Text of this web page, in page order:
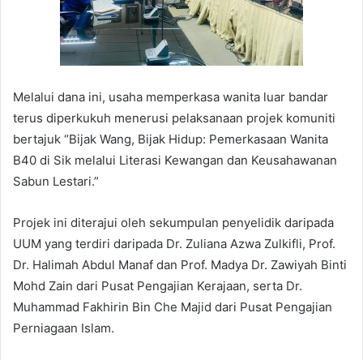
Melalui dana ini, usaha memperkasa wanita luar bandar
terus diperkukuh menerusi pelaksanaan projek komuniti
bertajuk “Bijak Wang, Bijak Hidup: Pemerkasaan Wanita
B40 di Sik melalui Literasi Kewangan dan Keusahawanan
Sabun Lestari.”
Projek ini diterajui oleh sekumpulan penyelidik daripada
UUM yang terdiri daripada Dr. Zuliana Azwa Zulkifli, Prof.
Dr. Halimah Abdul Manaf dan Prof. Madya Dr. Zawiyah Binti
Mohd Zain dari Pusat Pengajian Kerajaan, serta Dr.
Muhammad Fakhirin Bin Che Majid dari Pusat Pengajian
Perniagaan Islam.